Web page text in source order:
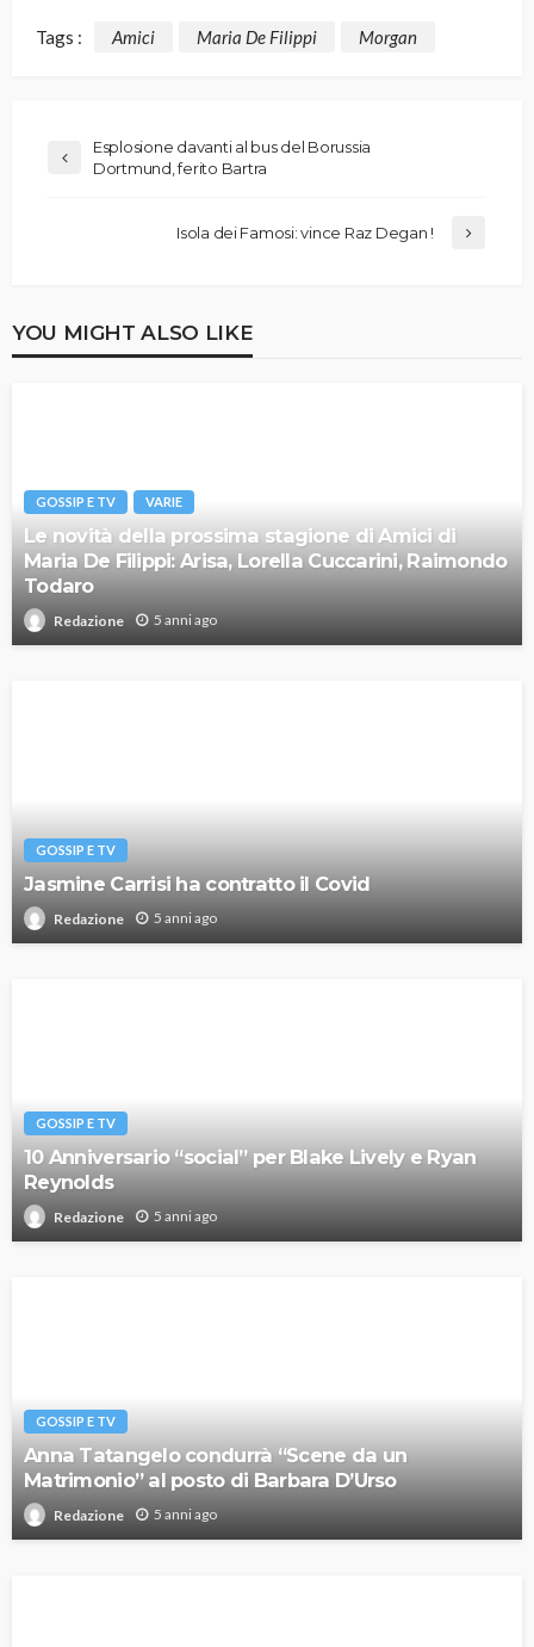
Tags : Amici Maria De Filippi Morgan
Esplosione davanti al bus del Borussia
Dortmund, ferito Bartra
Isola dei Famosi: vince Raz Degan !
YOU MIGHT ALSO LIKE
GOSSIP E TV VARIE
Le novità della prossima stagione di Amici di
Maria De Filippi: Arisa, Lorella Cuccarini, Raimondo
Todaro
Redazione 5 anni ago
GOSSIP E TV
Jasmine Carrisi ha contratto il Covid
Redazione 5 anni ago
GOSSIP E TV
10 Anniversario “social” per Blake Lively e Ryan
Reynolds
Redazione 5 anni ago
GOSSIP E TV
Anna Tatangelo condurrà “Scene da un
Matrimonio” al posto di Barbara D’Urso
Redazione 5 anni ago